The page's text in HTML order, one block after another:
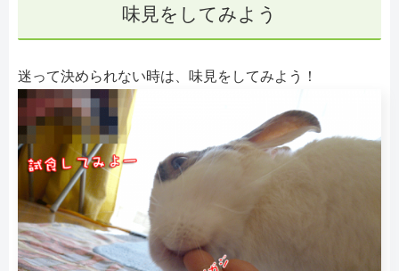
味見をしてみよう
迷って決められない時は、味見をしてみよう！